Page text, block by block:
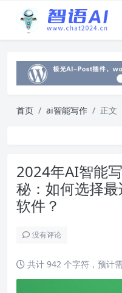
首页 ai智能写作 正文
2024年AI智能
秘：如何选择
软件？
没有评论
共计 942 个字符，预计